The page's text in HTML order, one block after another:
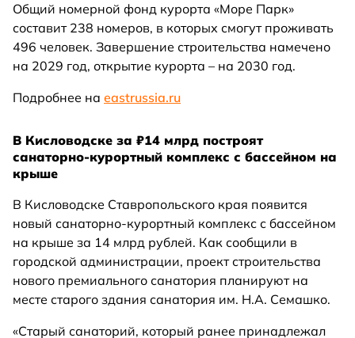
Общий номерной фонд курорта «Море Парк»
составит 238 номеров, в которых смогут проживать
496 человек. Завершение строительства намечено
на 2029 год, открытие курорта – на 2030 год.
Подробнее на eastrussia.ru
В Кисловодске за ₽14 млрд построят
санаторно-курортный комплекс с бассейном на
крыше
В Кисловодске Ставропольского края появится
новый санаторно-курортный комплекс с бассейном
на крыше за 14 млрд рублей. Как сообщили в
городской администрации, проект строительства
нового премиального санатория планируют на
месте старого здания санатория им. Н.А. Семашко.
«Старый санаторий, который ранее принадлежал